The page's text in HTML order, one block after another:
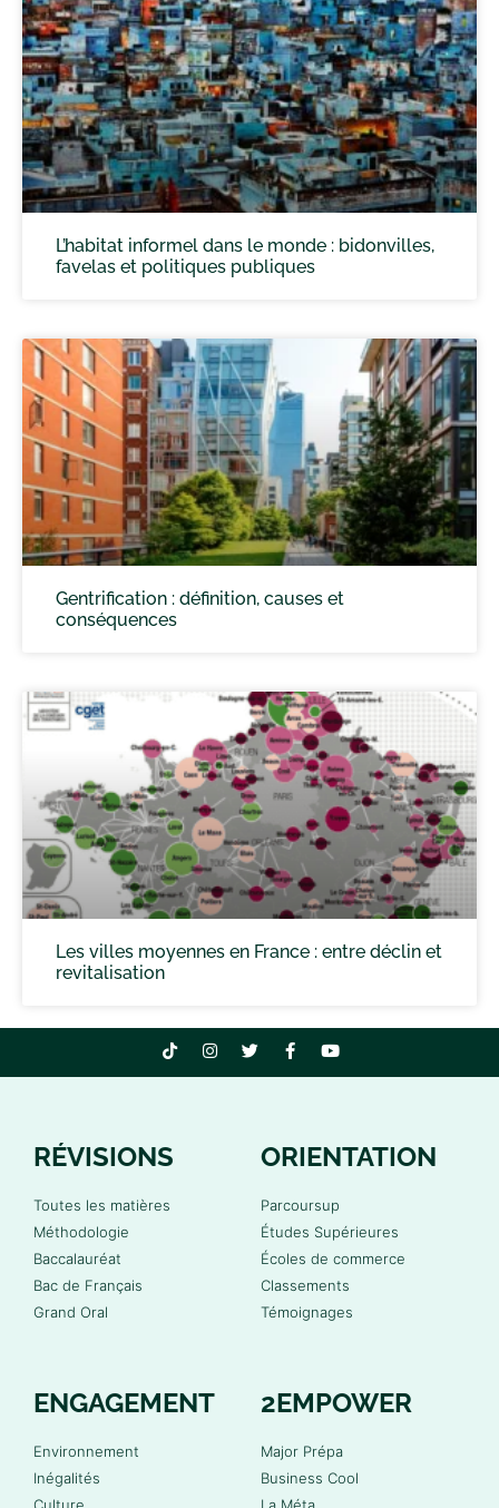
L’habitat informel dans le monde : bidonvilles,
favelas et politiques publiques
Gentrification : définition, causes et
conséquences
Les villes moyennes en France : entre déclin et
revitalisation
RÉVISIONS
Toutes les matières
Méthodologie
Baccalauréat
Bac de Français
Grand Oral
ORIENTATION
Parcoursup
Études Supérieures
Écoles de commerce
Classements
Témoignages
ENGAGEMENT
Environnement
Inégalités
Culture
2EMPOWER
Major Prépa
Business Cool
La Méta